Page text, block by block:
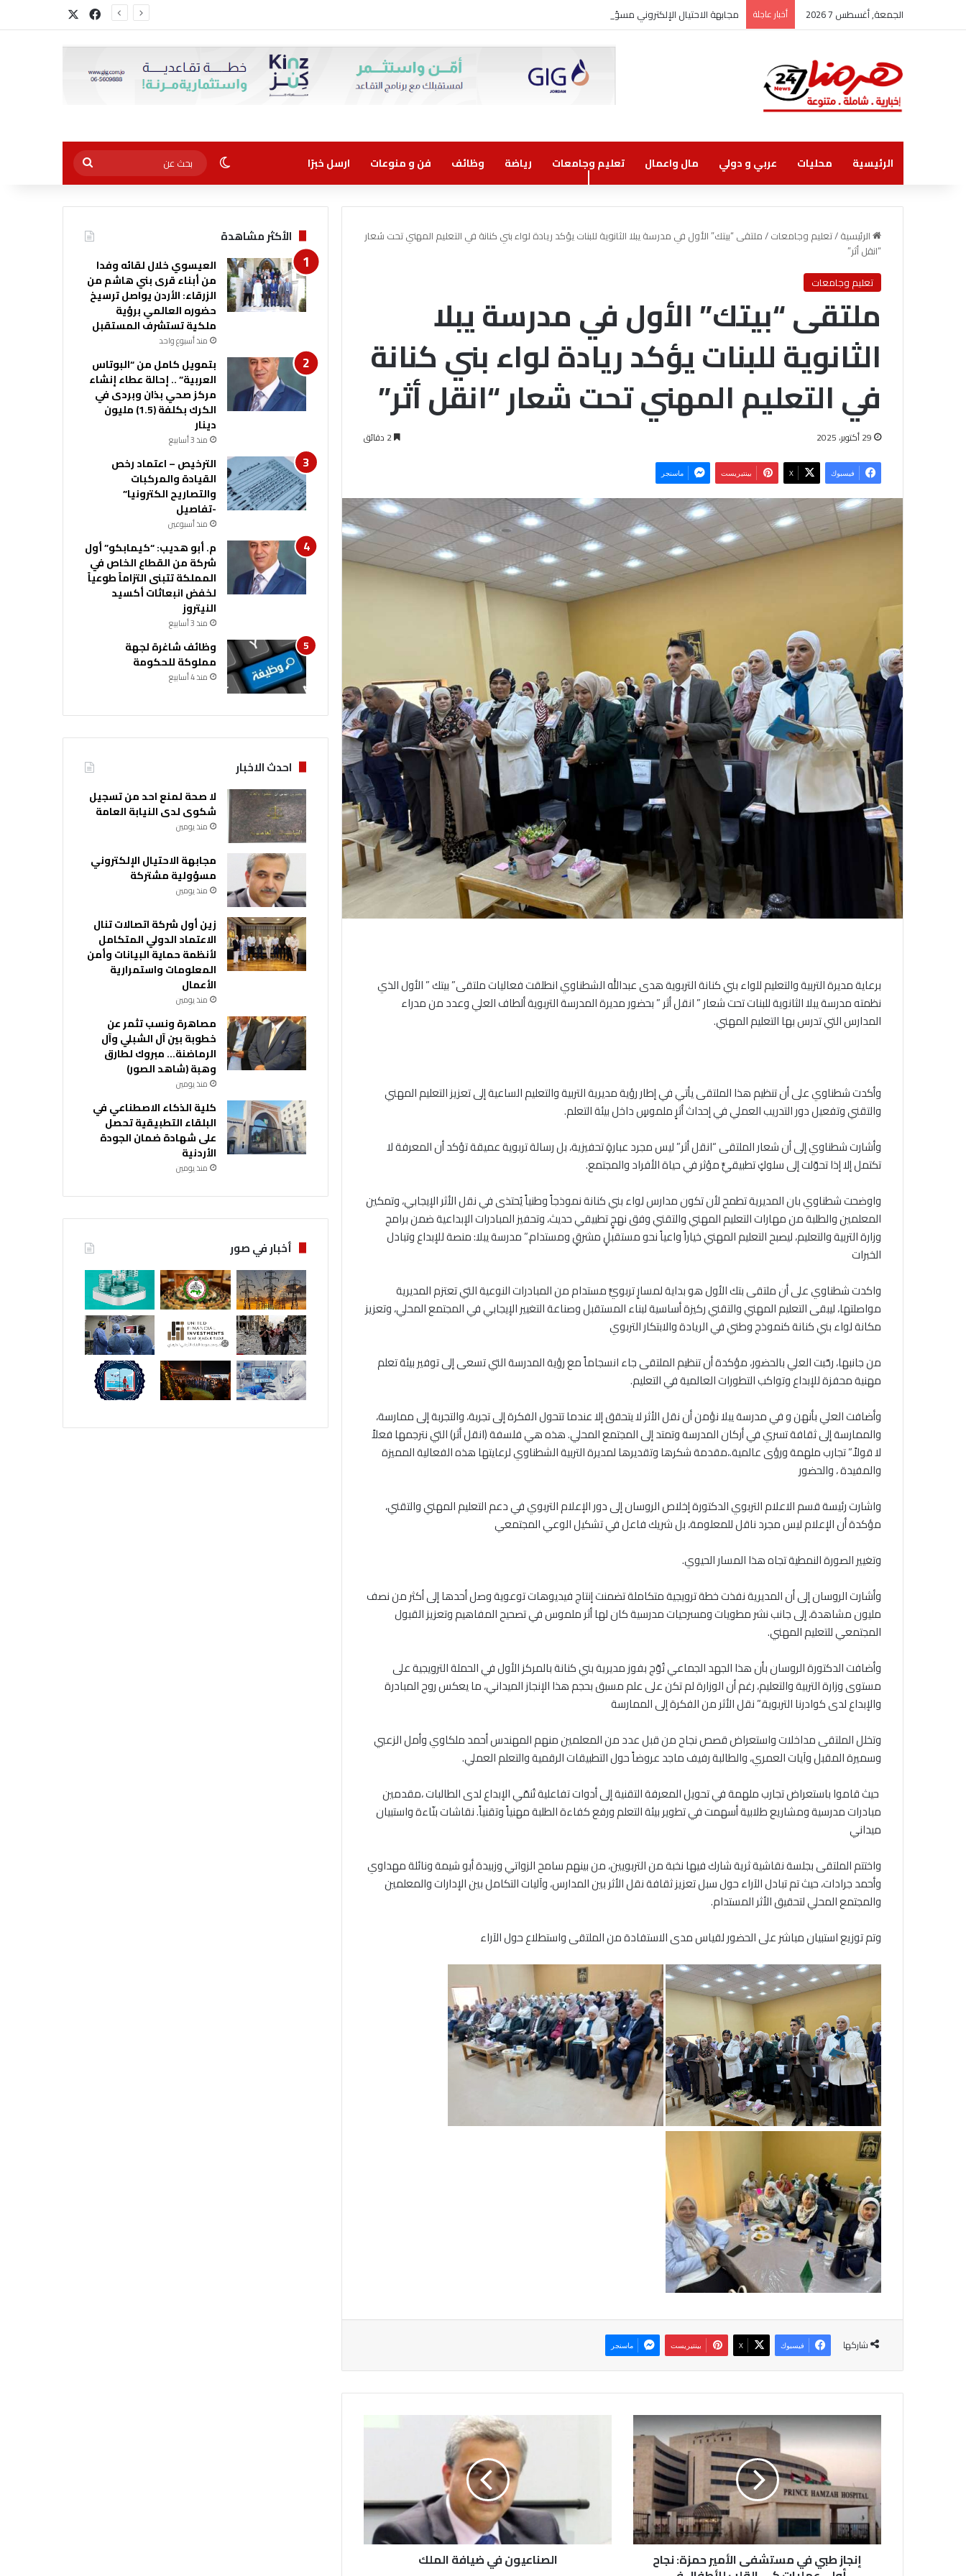
الجمعة, أغسطس 7 2026 أخبار عاجلة مجابهة الاحتيال الإلكتروني مسؤولية مشتركة فيسبوك
الرئيسية محليات عربي و دولي مال واعمال تعليم وجامعات رياضة وظائف فن و منوعات ارسل خبرًا الوضع المظلم
بحث
عن
الرئيسية/تعليم وجامعات/ملتقى “بيتك” الأول في مدرسة يبلا الثانوية للبنات يؤكد ريادة لواء بني كنانة في التعليم المهني تحت شعار
“انقل أثر”
تعليم وجامعات
ملتقى “بيتك” الأول في مدرسة يبلا
الثانوية للبنات يؤكد ريادة لواء بني كنانة
في التعليم المهني تحت شعار “انقل أثر”
29 أكتوبر، 2025
فيسبوك ‫X بينتيريست ماسنجر
‎برعاية مديرة التربية والتعليم للواء بني كنانة التربوية هدى عبدالله الشطناوي انطلقت فعاليات ملتقى” بيتك ” الأول الذي
نظمته مدرسة يبلا الثانوية للبنات تحت شعار ” انقل أثر ” بحضور مديرة المدرسة التربوية ألطاف العلي وعدد من مدراء
المدارس التي تدرس بها التعليم المهني.
‎وأكدت شطناوي على أن تنظيم هذا الملتقى يأتي في إطار رؤية مديرية التربية والتعليم الساعية إلى تعزيز التعليم المهني
والتقني وتفعيل دور التدريب العملي في إحداث أثرٍ ملموسٍ داخل بيئة التعلم.
‎وأشارت شطناوي إلى أن شعار الملتقى “انقل أثر” ليس مجرد عبارةٍ تحفيزية، بل رسالة تربوية عميقة تؤكد أن المعرفة لا
تكتمل إلا إذا تحوّلت إلى سلوكٍ تطبيقيٍّ مؤثر في حياة الأفراد والمجتمع.
‎واوضحت شطناوي بان المديرية تطمح لأن تكون مدارس لواء بني كنانة نموذجاً وطنياً يُحتذى في نقل الأثر الإيجابي، وتمكين
المعلمين والطلبة من مهارات التعليم المهني والتقني وفق نهجٍ تطبيقي حديث، وتحفيز المبادرات الإبداعية ضمن برامج
وزارة التربية والتعليم، ليصبح التعليم المهني خياراً واعياً نحو مستقبلٍ مشرقٍ ومستدام.” مدرسة يبلا: منصة للإبداع وتبادل
الخبرات
‎واكدت شطناوي على أن ملتقى بتك الأول هو بداية لمسارٍ تربويٍّ مستدام من المبادرات النوعية التي تعتزم المديرية
مواصلتها، ليبقى التعليم المهني والتقني ركيزة أساسية لبناء المستقبل وصناعة التغيير الإيجابي في المجتمع المحلي، وتعزيز
مكانة لواء بني كنانة كنموذج وطني في الريادة والابتكار التربوي
‎من جانبها، رحّبت العلي بالحضور، مؤكدة أن تنظيم الملتقى جاء انسجاماً مع رؤية المدرسة التي تسعى إلى توفير بيئة تعلم
مهنية محفزة للإبداع وتواكب التطورات العالمية في التعليم.
‎وأضافت العلي بأنهن و في مدرسة يبلا نؤمن أن نقل الأثر لا يتحقق إلا عندما تتحول الفكرة إلى تجربة، والتجربة إلى ممارسة،
والممارسة إلى ثقافة تسري في أركان المدرسة وتمتد إلى المجتمع المحلي. هذه هي فلسفة (انقل أثر) التي نترجمها فعلاً
لا قولاً.” تجارب ملهمة ورؤى عالمية.،مقدمة شكرها وتقديرها لمديرة التربية الشطناوي لرعايتها هذه الفعالية المميزة
والمفيدة ، والحضور
‎واشارت رئيسة قسم الاعلام التربوي الدكتورة إخلاص الروسان إلى دور الإعلام التربوي في دعم التعليم المهني والتقني،
مؤكدة أن الإعلام ليس مجرد ناقل للمعلومة، بل شريك فاعل في تشكيل الوعي المجتمعي
‎وأشارت الروسان إلى أن المديرية نفذت خطة ترويجية متكاملة تضمنت إنتاج فيديوهات توعوية وصل أحدها إلى أكثر من نصف
مليون مشاهدة، إلى جانب نشر مطويات ومسرحيات مدرسية كان لها أثر ملموس في تصحيح المفاهيم وتعزيز القبول
المجتمعي للتعليم المهني.
‎وأضافت الدكتورة الروسان بأن هذا الجهد الجماعي تُوّج بفوز مديرية بني كنانة بالمركز الأول في الحملة الترويجية على
مستوى وزارة التربية والتعليم، رغم أن الوزارة لم تكن على علم مسبق بحجم هذا الإنجاز الميداني، ما يعكس روح المبادرة
والإبداع لدى كوادرنا التربوية.” نقل الأثر من الفكرة إلى الممارسة
‎وتخلل الملتقى مداخلات واستعراض قصص نجاح من قبل عدد من المعلمين منهم المهندس أحمد ملكاوي وأمل الزعبي
وسميرة المقبل وآيات العمري، والطالبة رفيف ماجد عروضاً حول التطبيقات الرقمية والتعلم العملي.
‎ حيث قاموا باستعراض تجارب ملهمة في تحويل المعرفة التقنية إلى أدوات تفاعلية تُنمّي الإبداع لدى الطالبات ،مقدمين
مبادرات مدرسية ومشاريع طلابية أسهمت في تطوير بيئة التعلم ورفع كفاءة الطلبة مهنياً وتقنياً. نقاشات بنّاءة واستبيان
ميداني
‎واختتم الملتقى بجلسة نقاشية ثرية شارك فيها نخبة من التربويين، من بينهم سامح الزواتي وزبيدة أبو شيمة ونائلة مهداوي
وأحمد جرادات، حيث تم تبادل الآراء حول سبل تعزيز ثقافة نقل الأثر بين المدارس، وآليات التكامل بين الإدارات والمعلمين
والمجتمع المحلي لتحقيق الأثر المستدام.
شاركها فيسبوك ‫X بينتيريست ماسنجر
إ
ن
ط
ب
ي
ف
إنجاز طبي في مستشفى الأمير حمزة: نجاح
ن
الصناعيون في ضيافة الملك
الأكثر مشاهدة
العيسوي خلال لقائه وفدا
من أبناء قرى بني هاشم من
الزرقاء: الأردن يواصل ترسيخ
حضوره العالمي برؤية
ملكية تستشرف المستقبل
منذ أسبوع واحد
بتمويل كامل من “البوتاس
العربية” .. إحالة عطاء إنشاء
مركز صحي بذان وبردى في
الكرك بكلفة (1.5) مليون
دينار
منذ 3 أسابيع
الترخيص – اعتماد رخص
القيادة والمركبات
والتصاريح الكترونيا”
-تفاصيل
منذ أسبوعين
م. أبو هديب: “كيمابكو” أول
شركة من القطاع الخاص في
المملكة تتبنى التزاماً طوعياً
لخفض انبعاثات أكسيد
النيتروز
منذ 3 أسابيع
وظائف شاغرة لجهة
مملوكة للحكومة
منذ 4 أسابيع
احدث الاخبار
لا صحة لمنع احد من تسجيل
شكوى لدى النيابة العامة
منذ يومين
مجابهة الاحتيال الإلكتروني
مسؤولية مشتركة
منذ يومين
زين أول شركة اتصالات تنال
الاعتماد الدولي المتكامل
لأنظمة حماية البيانات وأمن
المعلومات واستمرارية
الأعمال
منذ يومين
مصاهرة ونسب تثمر عن
خطوبة بين آل الشبلي وآل
الرماضنة… مبروك لطارق
وهبة (شاهد الصور)
منذ يومين
كلية الذكاء الاصطناعي في
البلقاء التطبيقية تحصل
على شهادة ضمان الجودة
الأردنية
منذ يومين
أخبار في صور